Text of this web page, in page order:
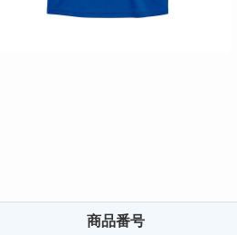
商品番号